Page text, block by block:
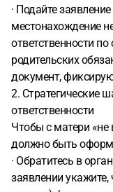
· Подайте
местонахождение
ответственности
родительских
документ,
2. Стратегические
ответственности
Чтобы с матери «не
должно быть
· Обратитесь в
заявлении